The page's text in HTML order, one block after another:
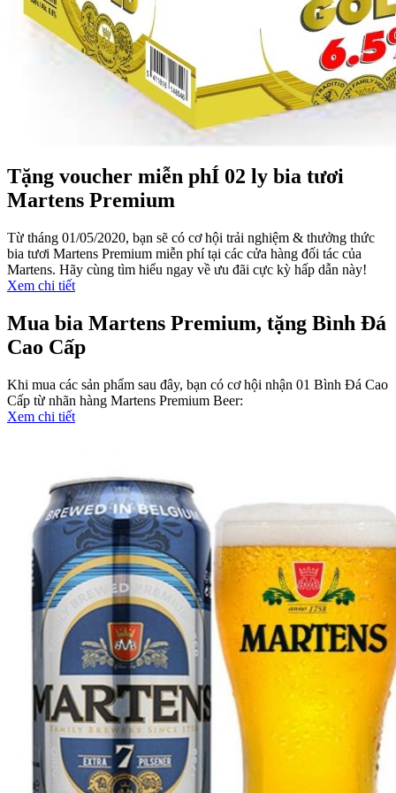
Tặng voucher miễn phÍ 02 ly bia tươi
Martens Premium
Từ tháng 01/05/2020, bạn sẽ có cơ hội trải nghiệm & thưởng thức
bia tươi Martens Premium miễn phí tại các cửa hàng đối tác của
Martens. Hãy cùng tìm hiểu ngay về ưu đãi cực kỳ hấp dẫn này!
Xem chi tiết
Mua bia Martens Premium, tặng Bình Đá
Cao Cấp
Khi mua các sản phẩm sau đây, bạn có cơ hội nhận 01 Bình Đá Cao
Cấp từ nhãn hàng Martens Premium Beer:
Xem chi tiết